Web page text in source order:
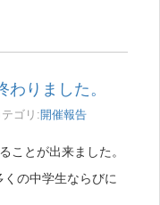
わりました。
ゴリ:開催報告
ことが出来ました。
の中学生ならびに